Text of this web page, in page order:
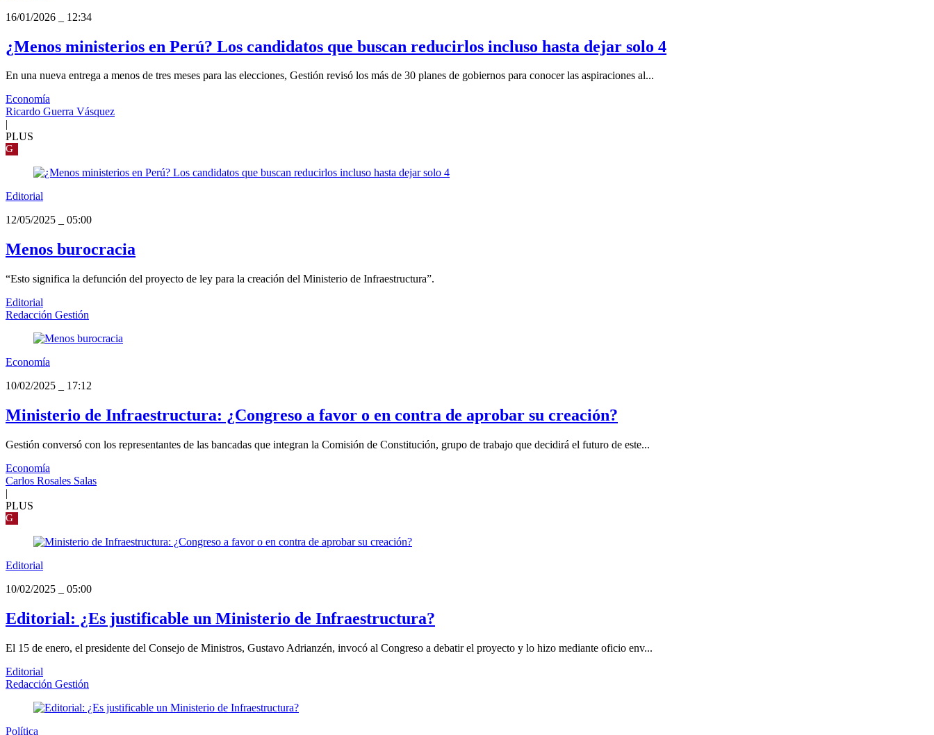
16/01/2026
12:34
¿Menos ministerios en Perú? Los candidatos que buscan reducirlos incluso hasta dejar solo 4
En una nueva entrega a menos de tres meses para las elecciones, Gestión revisó los más de 30 planes de gobiernos para conocer las aspiraciones al...
Economía
Ricardo Guerra Vásquez
PLUS
G
Editorial
12/05/2025
05:00
Menos burocracia
“Esto significa la defunción del proyecto de ley para la creación del Ministerio de Infraestructura”.
Editorial
Redacción Gestión
Economía
10/02/2025
17:12
Ministerio de Infraestructura: ¿Congreso a favor o en contra de aprobar su creación?
Gestión conversó con los representantes de las bancadas que integran la Comisión de Constitución, grupo de trabajo que decidirá el futuro de este...
Economía
Carlos Rosales Salas
|
PLUS
G
Editorial
10/02/2025
05:00
Editorial: ¿Es justificable un Ministerio de Infraestructura?
El 15 de enero, el presidente del Consejo de Ministros, Gustavo Adrianzén, invocó al Congreso a debatir el proyecto y lo hizo mediante oficio env...
Editorial
Redacción Gestión
Política